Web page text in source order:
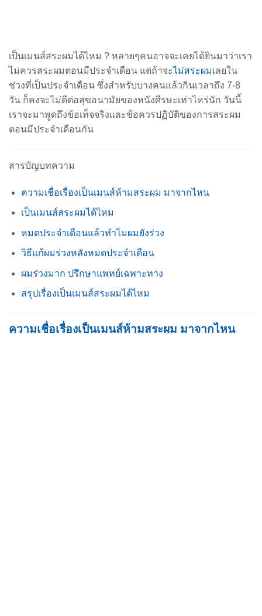
เป็นเมนส์สระผมได้ไหม ? หลายๆคนอาจจะเคยได้ยินมาว่าเรา
ไม่ควรสระผมตอนมีประจำเดือน แต่ถ้าจะไม่สระผมเลยใน
ช่วงที่เป็นประจำเดือน ซึ่งสำหรับบางคนแล้วกินเวลาถึง 7-8
วัน ก็คงจะไม่ดีต่อสุขอนามัยของหนังศีรษะเท่าไหร่นัก วันนี้
เราจะมาพูดถึงข้อเท็จจริงและข้อควรปฏิบัติของการสระผม
ตอนมีประจำเดือนกัน
สารบัญบทความ
ความเชื่อเรื่องเป็นเมนส์ห้ามสระผม มาจากไหน
เป็นเมนส์สระผมได้ไหม
หมดประจำเดือนแล้วทำไมผมยังร่วง
วิธีแก้ผมร่วงหลังหมดประจำเดือน
ผมร่วงมาก ปรึกษาแพทย์เฉพาะทาง
สรุปเรื่องเป็นเมนส์สระผมได้ไหม
ความเชื่อเรื่องเป็นเมนส์ห้ามสระผม มาจากไหน